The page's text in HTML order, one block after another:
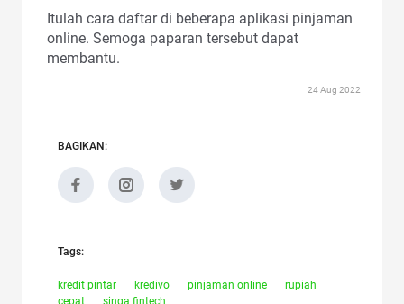
Itulah cara daftar di beberapa aplikasi pinjaman
online. Semoga paparan tersebut dapat
membantu.
24 Aug 2022
BAGIKAN:
Tags:
kredit pintar kredivo pinjaman online
rupiah
cepat
singa fintech